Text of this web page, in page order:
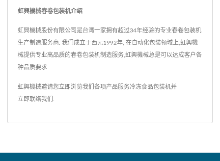
虹興機械春卷包装机介绍
虹興機械股份有限公司是台湾一家拥有超过34年经验的专业春卷包装机
生产制造服务商. 我们成立于西元1992年, 在自动化包装领域上,虹興機
械提供专业高品质的春卷包装机制造服务,虹興機械总是可以达成客户各
种品质要求
虹興機械邀请您立即浏览我们各项产品服务冷冻食品包装机并
立即联络我们